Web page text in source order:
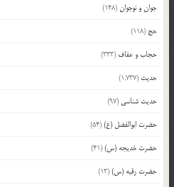
جوان و نوجوان(148)
حج (118)
حجاب و عفاف (333)
حدیث (1,737)
حدیث شناسی (97)
حضرت ابوالفضل (ع)(54)
حضرت خدیجه (س)(41)
حضرت رقیه (س)(13)